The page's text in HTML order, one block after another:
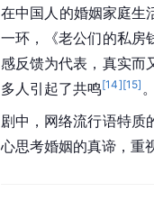
在中国人的婚姻家庭生
一环，《老公们的私房
感反馈为代表，真实而
多人引起了共鸣[14][15]
剧中，网络流行语特质
心思考婚姻的真谛，重